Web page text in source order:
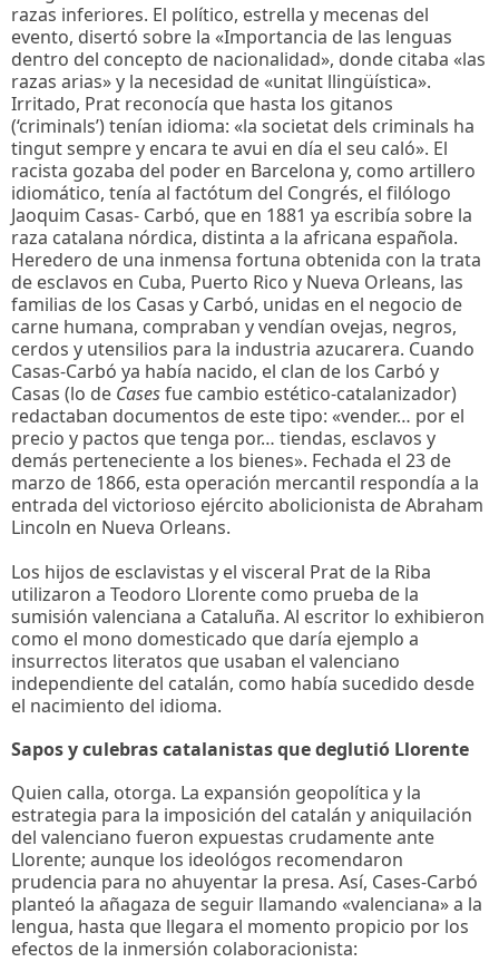
razas inferiores. El político, estrella y mecenas del
evento, disertó sobre la «Importancia de las lenguas
dentro del concepto de nacionalidad», donde citaba «las
razas arias» y la necesidad de «unitat llingüística».
Irritado, Prat reconocía que hasta los gitanos
(‘criminals’) tenían idioma: «la societat dels criminals ha
tingut sempre y encara te avui en día el seu caló». El
racista gozaba del poder en Barcelona y, como artillero
idiomático, tenía al factótum del Congrés, el filólogo
Jaoquim Casas- Carbó, que en 1881 ya escribía sobre la
raza catalana nórdica, distinta a la africana española.
Heredero de una inmensa fortuna obtenida con la trata
de esclavos en Cuba, Puerto Rico y Nueva Orleans, las
familias de los Casas y Carbó, unidas en el negocio de
carne humana, compraban y vendían ovejas, negros,
cerdos y utensilios para la industria azucarera. Cuando
Casas-Carbó ya había nacido, el clan de los Carbó y
Casas (lo de Casesfue cambio estético-catalanizador)
redactaban documentos de este tipo: «vender… por el
precio y pactos que tenga por… tiendas, esclavos y
demás perteneciente a los bienes». Fechada el 23 de
marzo de 1866, esta operación mercantil respondía a la
entrada del victorioso ejército abolicionista de Abraham
Lincoln en Nueva Orleans.
Los hijos de esclavistas y el visceral Prat de la Riba
utilizaron a Teodoro Llorente como prueba de la
sumisión valenciana a Cataluña. Al escritor lo exhibieron
como el mono domesticado que daría ejemplo a
insurrectos literatos que usaban el valenciano
independiente del catalán, como había sucedido desde
el nacimiento del idioma.
Sapos y culebras catalanistas que deglutió Llorente
Quien calla, otorga. La expansión geopolítica y la
estrategia para la imposición del catalán y aniquilación
del valenciano fueron expuestas crudamente ante
Llorente; aunque los ideológos recomendaron
prudencia para no ahuyentar la presa. Así, Cases-Carbó
planteó la añagaza de seguir llamando «valenciana» a la
lengua, hasta que llegara el momento propicio por los
efectos de la inmersión colaboracionista: